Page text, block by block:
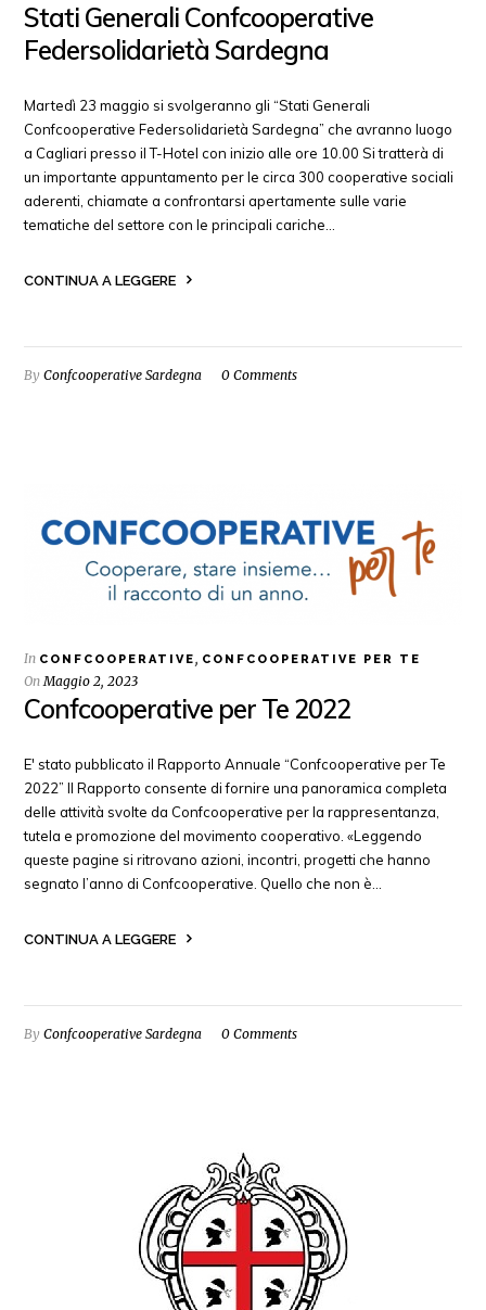
Stati Generali Confcooperative
Federsolidarietà Sardegna
Martedì 23 maggio si svolgeranno gli “Stati Generali
Confcooperative Federsolidarietà Sardegna” che avranno luogo
a Cagliari presso il T-Hotel con inizio alle ore 10.00 Si tratterà di
un importante appuntamento per le circa 300 cooperative sociali
aderenti, chiamate a confrontarsi apertamente sulle varie
tematiche del settore con le principali cariche…
CONTINUA A LEGGERE
ByConfcooperative Sardegna 0 Comments
In CONFCOOPERATIVE, CONFCOOPERATIVE PER TE
OnMaggio 2, 2023
Confcooperative per Te 2022
E' stato pubblicato il Rapporto Annuale “Confcooperative per Te
2022” Il Rapporto consente di fornire una panoramica completa
delle attività svolte da Confcooperative per la rappresentanza,
tutela e promozione del movimento cooperativo. «Leggendo
queste pagine si ritrovano azioni, incontri, progetti che hanno
segnato l’anno di Confcooperative. Quello che non è…
CONTINUA A LEGGERE
ByConfcooperative Sardegna 0 Comments